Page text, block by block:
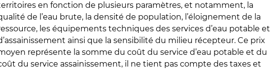
en fonction de plusieurs paramètres, et notamment, la
de l’eau brute, la densité de population, l’éloignement de la
les équipements techniques des services d’eau potable et
ainsi que la sensibilité du milieu récepteur. Ce prix
représente la somme du coût du service d’eau potable et du
du service assainissement, il ne tient pas compte des taxes et